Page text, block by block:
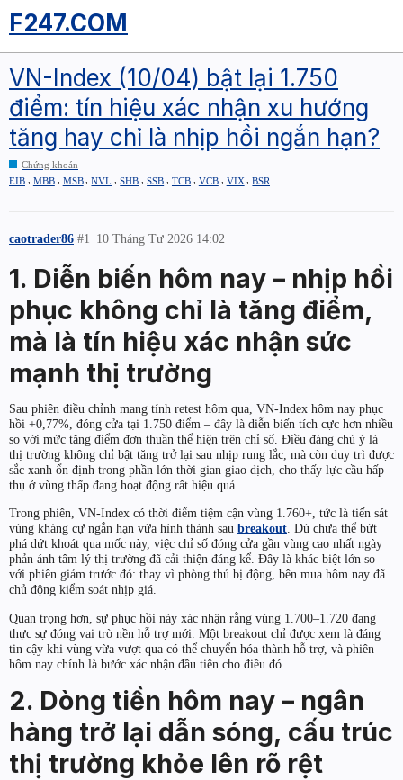
F247.COM
VN-Index (10/04) bật lại 1.750
điểm: tín hiệu xác nhận xu hướng
tăng hay chỉ là nhịp hồi ngắn hạn?
Chứng khoán
EIB
MBB MSB ,NVL ,SHB ,SSB TCB VCB VIX ,BSR
caotrader86 10 Tháng Tư 2026 14:02
#1
1. Diễn biến hôm nay – nhịp hồi
phục không chỉ là tăng điểm,
mà là tín hiệu xác nhận sức
mạnh thị trường
Sau phiên điều chỉnh mang tính retest hôm qua, VN-Index hôm nay phục
hồi +0,77%, đóng cửa tại 1.750 điểm – đây là diễn biến tích cực hơn nhiều
so với mức tăng điểm đơn thuần thể hiện trên chỉ số. Điều đáng chú ý là
thị trường không chỉ bật tăng trở lại sau nhịp rung lắc, mà còn duy trì được
sắc xanh ổn định trong phần lớn thời gian giao dịch, cho thấy lực cầu hấp
thụ ở vùng thấp đang hoạt động rất hiệu quả.
Trong phiên, VN-Index có thời điểm tiệm cận vùng 1.760+, tức là tiến sát
vùng kháng cự ngắn hạn vừa hình thành sau breakout. Dù chưa thể bứt
phá dứt khoát qua mốc này, việc chỉ số đóng cửa gần vùng cao nhất ngày
phản ánh tâm lý thị trường đã cải thiện đáng kể. Đây là khác biệt lớn so
với phiên giảm trước đó: thay vì phòng thủ bị động, bên mua hôm nay đã
chủ động kiểm soát nhịp giá.
Quan trọng hơn, sự phục hồi này xác nhận rằng vùng 1.700–1.720 đang
thực sự đóng vai trò nền hỗ trợ mới. Một breakout chỉ được xem là đáng
tin cậy khi vùng vừa vượt qua có thể chuyển hóa thành hỗ trợ, và phiên
hôm nay chính là bước xác nhận đầu tiên cho điều đó.
2. Dòng tiền hôm nay – ngân
hàng trở lại dẫn sóng, cấu trúc
thị trường khỏe lên rõ rệt